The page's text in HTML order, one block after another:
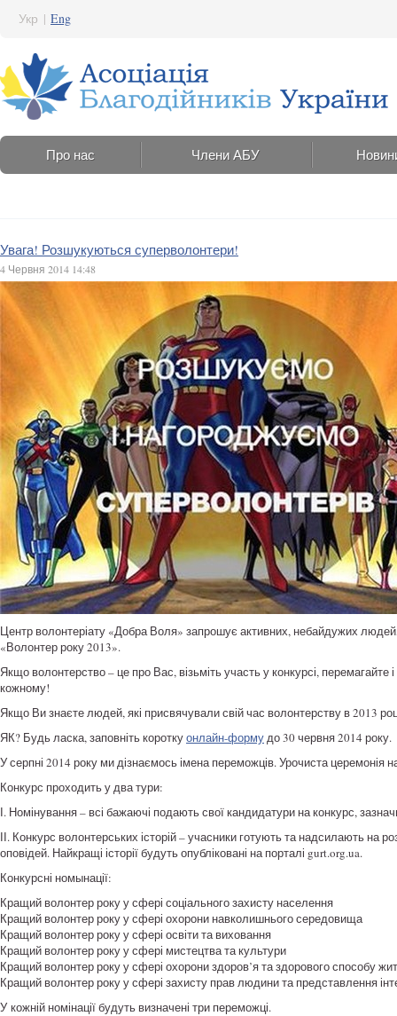
Укр | Eng
Про нас Члени АБУ
Увага! Розшукуються суперволонтери!
4 Червня 2014 14:48
Центр волонтеріату «Добра Воля» запрошує активних, небайдужих
«Волонтер року 2013».
Якщо волонтерство – це про Вас, візьміть участь у конкурсі,
кожному!
Якщо Ви знаєте людей, які присвячували свій час волонтерству в 2013
ЯК? Будь ласка, заповніть короткуонлайн-формудо 30 червня 2014 року.
У серпні 2014 року ми дізнаємось імена переможців. Урочиста церемонія
Конкурс проходить у два тури:
І. Номінування – всі бажаючі подають свої кандидатури на конкурс,
ІІ. Конкурс волонтерських історій – учасники готують та надсилають на
оповідей. Найкращі історії будуть опубліковані на порталі gurt.org.ua.
Конкурсні номынації:
Кращий волонтер року у сфері соціального захисту населення
Кращий волонтер року у сфері охорони навколишнього середовища
Кращий волонтер року у сфері освіти та виховання
Кращий волонтер року у сфері мистецтва та культури
Кращий волонтер року у сфері охорони здоров’я та здорового способу
Кращий волонтер року у сфері захисту прав людини та представлення
У кожній номінації будуть визначені три переможці.